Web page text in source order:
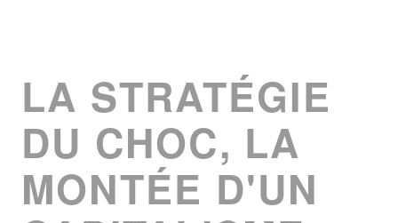
LA STRATÉGIE
DU CHOC, LA
MONTÉE D'UN